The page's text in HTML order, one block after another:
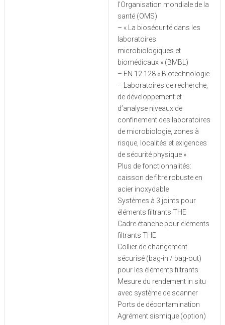
l’Organisation mondiale de la
santé (OMS)
– « La biosécurité dans les
laboratoires
microbiologiques et
biomédicaux » (BMBL)
– EN 12 128 « Biotechnologie
– Laboratoires de recherche,
de développement et
d’analyse niveaux de
confinement des laboratoires
de microbiologie, zones à
risque, localités et exigences
de sécurité physique »
Plus de fonctionnalités:
caisson de filtre robuste en
acier inoxydable
Systèmes à 3 joints pour
éléments filtrants THE
Cadre étanche pour éléments
filtrants THE
Collier de changement
sécurisé (bag-in / bag-out)
pour les éléments filtrants
Mesure du rendement in situ
avec système de scanner
Ports de décontamination
Agrément sismique (option)